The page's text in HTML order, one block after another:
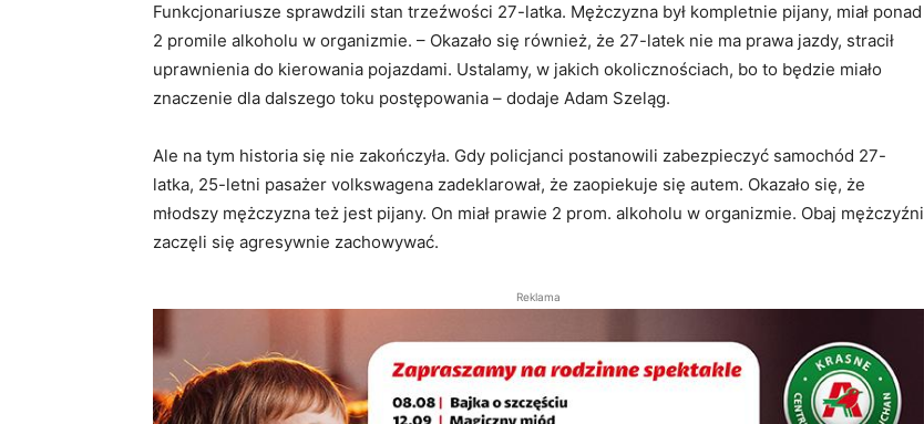
Funkcjonariusze sprawdzili stan trzeźwości 27-latka. Mężczyzna był kompletnie pijany, miał ponad
2 promile alkoholu w organizmie. – Okazało się również, że 27-latek nie ma prawa jazdy, stracił
uprawnienia do kierowania pojazdami. Ustalamy, w jakich okolicznościach, bo to będzie miało
znaczenie dla dalszego toku postępowania – dodaje Adam Szeląg.
Ale na tym historia się nie zakończyła. Gdy policjanci postanowili zabezpieczyć samochód 27-
latka, 25-letni pasażer volkswagena zadeklarował, że zaopiekuje się autem. Okazało się, że
młodszy mężczyzna też jest pijany. On miał prawie 2 prom. alkoholu w organizmie. Obaj mężczyźni
zaczęli się agresywnie zachowywać.
Reklama